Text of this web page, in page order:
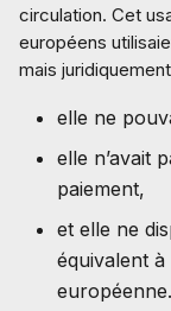
circulation. Cet
européens
mais
elle ne
elle n’avait
paiement,
et elle ne
équivalent à
européenne.